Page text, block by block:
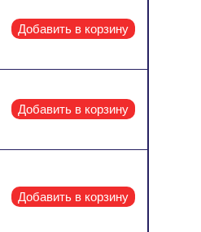
Добавить в корзину
Добавить в корзину
Добавить в корзину